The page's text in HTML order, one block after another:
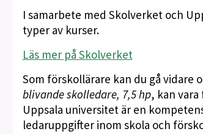
I samarbete med Skolverket och
typer av kurser.
Läs mer på Skolverket
Som förskollärare kan du gå vidare
blivande skolledare, 7,5 hp, kan
Uppsala universitet är en
ledaruppgifter inom skola och